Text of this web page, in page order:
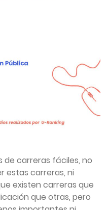
de carreras fáciles, no
estas carreras, ni
existen carreras que
que otras, pero